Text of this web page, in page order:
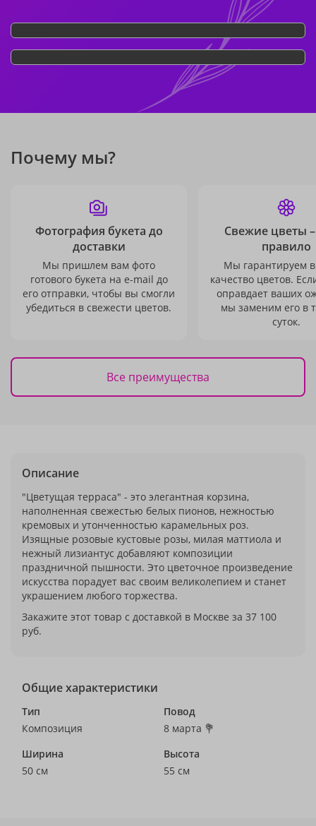
Почему мы?
Фотография букета до
доставки
Мы пришлем вам фото
готового букета на e-mail до
его отправки, чтобы вы смогли
убедиться в свежести цветов.
Свежие цветы
правило
Мы гарантируем
качество цветов.
оправдает ваших
мы заменим его в
суток.
Все преимущества
Описание
"Цветущая терраса" - это элегантная корзина,
наполненная свежестью белых пионов, нежностью
кремовых и утонченностью карамельных роз.
Изящные розовые кустовые розы, милая маттиола и
нежный лизиантус добавляют композиции
праздничной пышности. Это цветочное произведение
искусства порадует вас своим великолепием и станет
украшением любого торжества.
Закажите этот товар с доставкой в Москве за 37 100
руб.
Общие характеристики
Тип
Композиция
Повод
8 марта 💐
Ширина
50 см
Высота
55 см